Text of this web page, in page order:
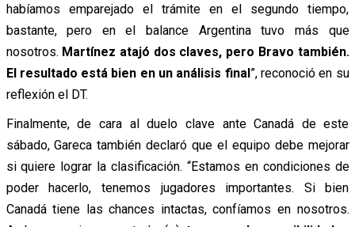
habíamos emparejado el trámite en el segundo tiempo,
bastante, pero en el balance Argentina tuvo más que
nosotros. Martínez atajó dos claves, pero Bravo también.
El resultado está bien en un análisis final”, reconoció en su
reflexión el DT.
Finalmente, de cara al duelo clave ante Canadá de este
sábado, Gareca también declaró que el equipo debe mejorar
si quiere lograr la clasificación. “Estamos en condiciones de
poder hacerlo, tenemos jugadores importantes. Si bien
Canadá tiene las chances intactas, confíamos en nosotros.